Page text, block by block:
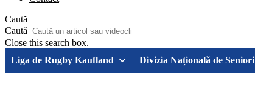
Caută
Caută
Close this search box.
Liga de Rugby Kaufland
Divizia Națională de Seniori